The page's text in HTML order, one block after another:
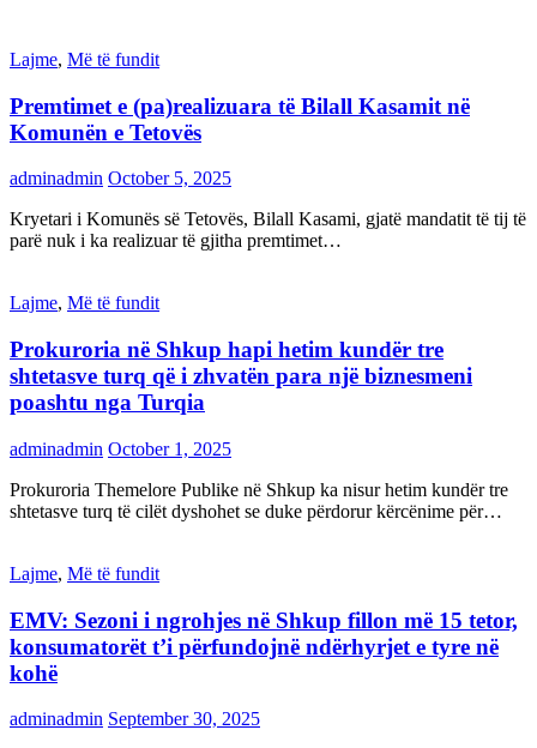
Lajme, Më të fundit
Premtimet e (pa)realizuara të Bilall Kasamit në
Komunën e Tetovës
adminadmin October 5, 2025
Kryetari i Komunës së Tetovës, Bilall Kasami, gjatë mandatit të tij të
parë nuk i ka realizuar të gjitha premtimet…
Lajme, Më të fundit
Prokuroria në Shkup hapi hetim kundër tre
shtetasve turq që i zhvatën para një biznesmeni
poashtu nga Turqia
adminadmin October 1, 2025
Prokuroria Themelore Publike në Shkup ka nisur hetim kundër tre
shtetasve turq të cilët dyshohet se duke përdorur kërcënime për…
Lajme, Më të fundit
EMV: Sezoni i ngrohjes në Shkup fillon më 15 tetor,
konsumatorët t’i përfundojnë ndërhyrjet e tyre në
kohë
adminadmin September 30, 2025